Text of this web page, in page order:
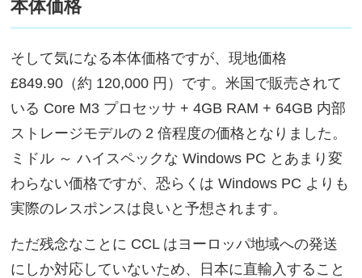
本体価格
そして気になる本体価格ですが、現地価格
£849.90（約 120,000 円）です。米国で販売されて
いる Core M3 プロセッサ + 4GB RAM + 64GB 内部
ストレージモデルの 2 倍程度の価格となりました。
ミドル ～ ハイスペックな Windows PC とあまり変
わらない価格ですが、恐らくは Windows PC よりも
実際のレスポンスは良いと予想されます。
ただ残念なことに CCL はヨーロッパ地域への発送
にしか対応していないため、日本に直輸入すること